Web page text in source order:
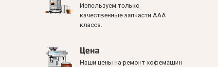
Используем только
качественные запчасти ААА
класса.
Цена
Наши цены на ремонт кофемашин